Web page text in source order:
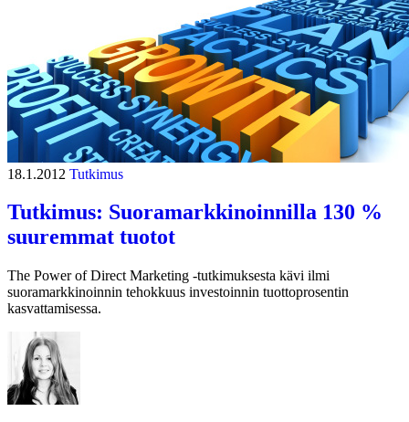
18.1.2012 Tutkimus
Tutkimus: Suoramarkkinoinnilla 130 %
suuremmat tuotot
The Power of Direct Marketing -tutkimuksesta kävi ilmi
suoramarkkinoinnin tehokkuus investoinnin tuottoprosentin
kasvattamisessa.